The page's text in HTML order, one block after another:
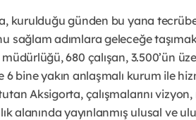
kurulduğu günden bu yana
sağlam adımlara geleceğe
680 çalışan, 3.500’ün
6 bine yakın anlaşmalı kurum ile
Aksigorta, çalışmalarını
alanında yayınlanmış ulusal ve